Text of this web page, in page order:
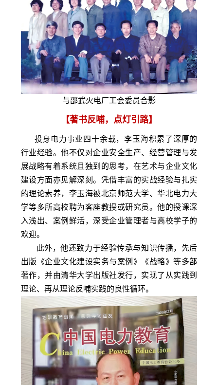
与邵武火电厂工会委员合影
【著书反哺，点灯引路】
投身电力事业四十余载，李玉海积累了深厚的
行业经验。他不仅对企业安全生产、经营管理与发
展战略有着系统且独到的思考，在艺术与企业文化
建设方面亦见解深刻。凭借丰富的实战经验与扎实
的理论素养，李玉海被北京师范大学、华北电力大
学等多所高校聘为客座教授或研究员。他的授课深
入浅出、案例鲜活，深受企业管理者与高校学子的
欢迎。
此外，他还致力于经验传承与知识传播，先后
出版《企业文化建设实务与案例》《战略》等多部
著作，并由清华大学出版社发行，实现了从实践到
理论、再从理论反哺实践的良性循环。